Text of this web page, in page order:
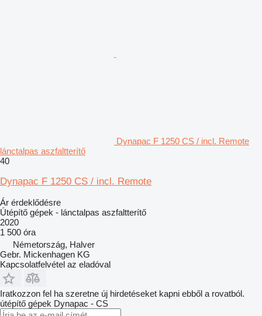
Dynapac F 1250 CS / incl. Remote
lánctalpas aszfaltterítő
40
Dynapac F 1250 CS / incl. Remote
Ár érdeklődésre
Útépítő gépek - lánctalpas aszfaltterítő
2020
1 500 óra
Németország, Halver
Gebr. Mickenhagen KG
Kapcsolatfelvétel az eladóval
Iratkozzon fel ha szeretne új hirdetéseket kapni ebből a rovatból.
útépítő gépek Dynapac - CS